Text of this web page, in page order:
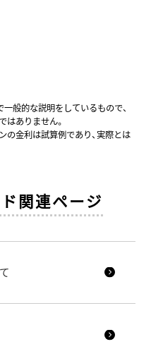
一般的な説明をしているもので、
はありません。
の金利は試算例であり、実際とは
関連ページ